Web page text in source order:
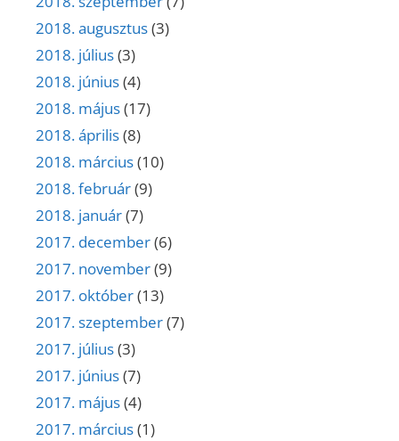
2018. augusztus(3)
2018. július(3)
2018. június(4)
2018. május(17)
2018. április(8)
2018. március(10)
2018. február(9)
2018. január(7)
2017. december(6)
2017. november(9)
2017. október(13)
2017. szeptember(7)
2017. július(3)
2017. június(7)
2017. május(4)
2017. március(1)